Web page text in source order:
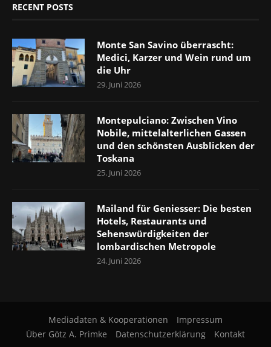
RECENT POSTS
Monte San Savino überrascht:
Medici, Karzer und Wein rund um
die Uhr
29. Juni 2026
Montepulciano: Zwischen Vino
Nobile, mittelalterlichen Gassen
und den schönsten Ausblicken der
Toskana
25. Juni 2026
Mailand für Geniesser: Die besten
Hotels, Restaurants und
Sehenswürdigkeiten der
lombardischen Metropole
24. Juni 2026
Mediadaten & Kooperationen
Impressum
Über Götz A. Primke
Datenschutzerklärung Kontakt